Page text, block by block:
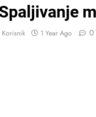
Korisnik 1 Year Ago 0